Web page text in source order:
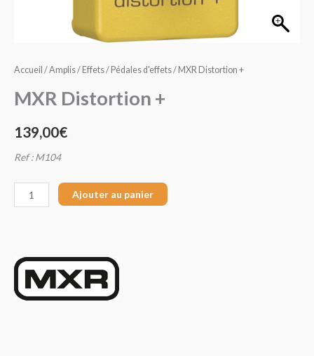
Accueil /Amplis / Effets/ Pédales d'effets/ MXR Distortion +
MXR Distortion +
139,00€
Ref : M104
Ajouter au panier